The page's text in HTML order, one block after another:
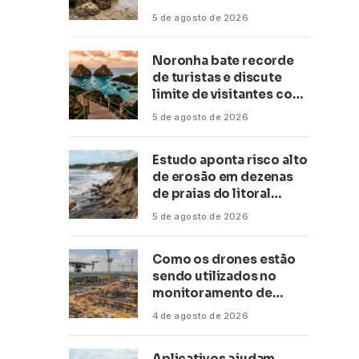
conservação
5 de agosto de 2026
Noronha bate recorde
de turistas e discute
limite de visitantes com
a Anac
5 de agosto de 2026
Estudo aponta risco alto
de erosão em dezenas
de praias do litoral
paulista
5 de agosto de 2026
Como os drones estão
sendo utilizados no
monitoramento de
obras de grande porte?
4 de agosto de 2026